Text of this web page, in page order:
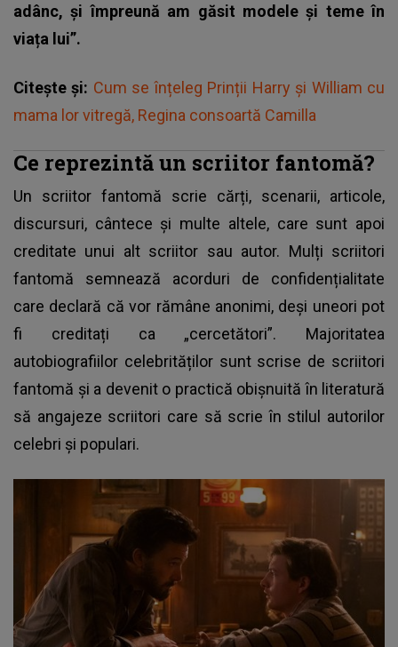
adânc, și împreună am găsit modele și teme în
viața lui”.
Citește și: Cum se înțeleg Prinții Harry și William cu
mama lor vitregă, Regina consoartă Camilla
Ce reprezintă un scriitor fantomă?
Un scriitor fantomă scrie cărți, scenarii, articole,
discursuri, cântece și multe altele, care sunt apoi
creditate unui alt scriitor sau autor. Mulți scriitori
fantomă semnează acorduri de confidențialitate
care declară că vor rămâne anonimi, deși uneori pot
fi creditați ca „cercetători”. Majoritatea
autobiografiilor celebrităților sunt scrise de scriitori
fantomă și a devenit o practică obișnuită în literatură
să angajeze scriitori care să scrie în stilul autorilor
celebri și populari.